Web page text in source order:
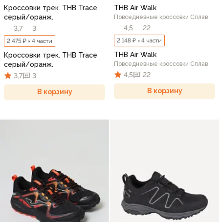
Кроссовки трек. THB Trace
серый/оранж.
3,7
3
2 475 ₽ × 4 части
Кроссовки трек. THB Trace
серый/оранж.
3,7
3
В корзину
THB Air Walk
Повседневные кроссовки Сплав
4,5 22
2 148 ₽ × 4 части
THB Air Walk
Повседневные кроссовки Сплав
4,5 22
В корзину